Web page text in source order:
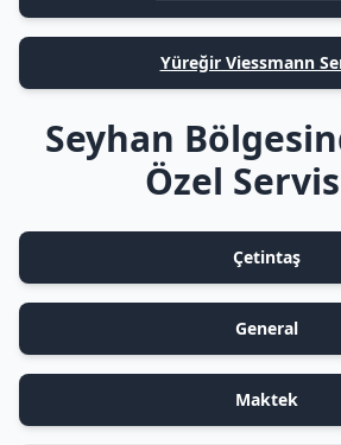
Yüreğir Viessmann
Seyhan
Özel
Çetintaş
General
Maktek